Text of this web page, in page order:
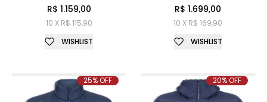
R$ 1.159,00
10 X R$ 115,90
WISHLIST
R$ 1.699,00
10 X R$ 169,90
WISHLIST
25% OFF 20% OFF